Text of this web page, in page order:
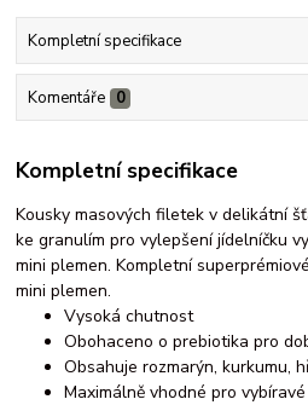
Kompletní specifikace
Komentáře 0
Kompletní specifikace
Kousky masových filetek v delikátní
ke granulím pro vylepšení jídelníčku
mini plemen. Kompletní
mini plemen.
Vysoká chutnost
Obohaceno o prebiotika pro
Obsahuje rozmarýn, kurkumu,
Maximálně vhodné pro